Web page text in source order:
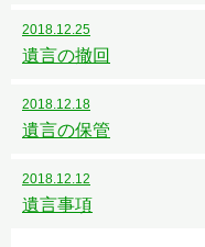
2018.12.25
遺言の撤回
2018.12.18
遺言の保管
2018.12.12
遺言事項